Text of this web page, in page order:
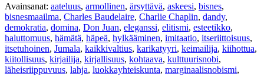
Avainsanat: aateluus, armollinen, ärsyttävä, askeesi, bisnes,
bisnesmaailma, Charles Baudelaire, Charlie Chaplin, dandy,
demokratia, domina, Don Juan, eleganssi, elitismi, esteetikko,
haluttomuus, hämätä, häpeä, hylkääminen, imitaatio, itseriittoisuus,
itsetuhoinen, Jumala, kaikkivaltius, karikatyyri, keimailija, kiihottua,
kiitollisuus, kirjailija, kirjallisuus, kohtaava, kulttuurisnobi,
läheisriippuvuus, lahja, luokkayhteiskunta, marginaalisnobismi,